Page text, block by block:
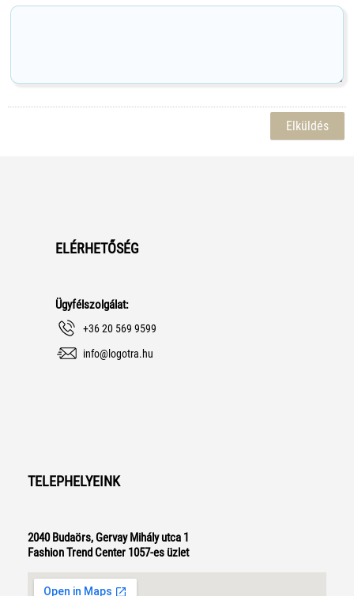
ELÉRHETŐSÉG
Ügyfélszolgálat:
+36 20 569 9599
info@logotra.hu
TELEPHELYEINK
2040 Budaörs, Gervay Mihály utca 1
Fashion Trend Center 1057-es üzlet